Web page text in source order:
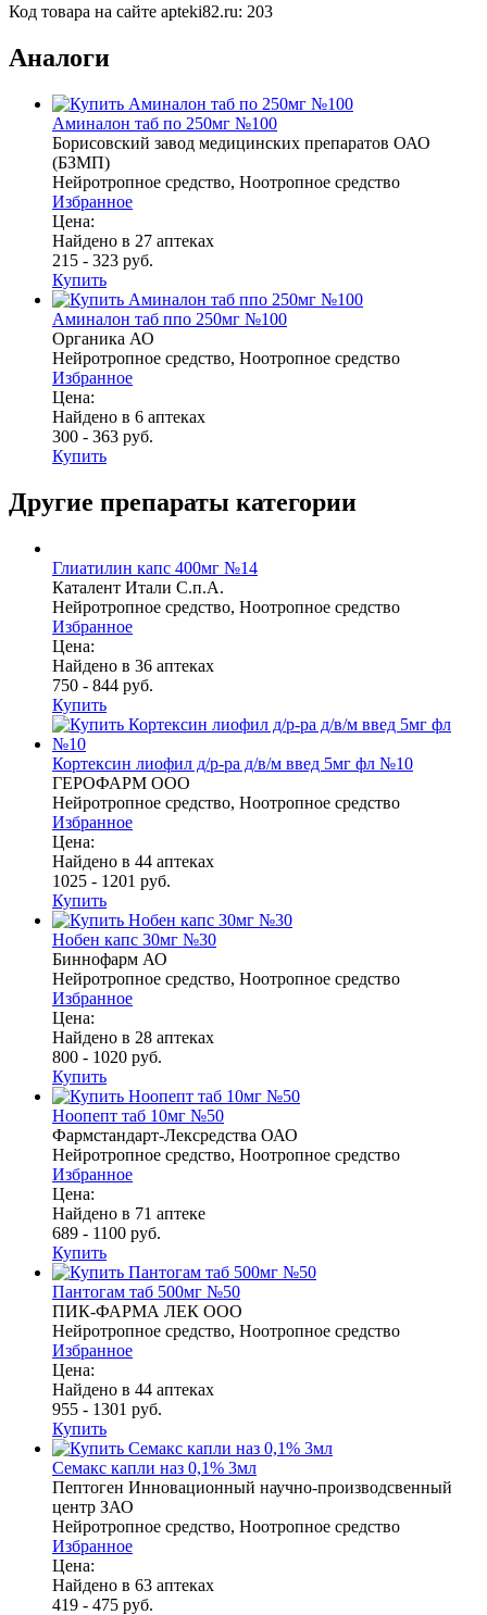
Код товара на сайте apteki82.ru: 203
Аналоги
Аминалон таб по 250мг №100
Борисовский завод медицинских препаратов ОАО
(БЗМП)
Нейротропное средство, Ноотропное средство
Избранное
Цена:
Найдено в 27 аптеках
215 - 323 руб.
Купить
Аминалон таб ппо 250мг №100
Органика АО
Нейротропное средство, Ноотропное средство
Избранное
Цена:
Найдено в 6 аптеках
300 - 363 руб.
Купить
Другие препараты категории
Глиатилин капс 400мг №14
Каталент Итали С.п.А.
Нейротропное средство, Ноотропное средство
Избранное
Цена:
Найдено в 36 аптеках
750 - 844 руб.
Купить
Кортексин лиофил д/р-ра д/в/м введ 5мг фл №10
ГЕРОФАРМ ООО
Нейротропное средство, Ноотропное средство
Избранное
Цена:
Найдено в 44 аптеках
1025 - 1201 руб.
Купить
Нобен капс 30мг №30
Биннофарм АО
Нейротропное средство, Ноотропное средство
Избранное
Цена:
Найдено в 28 аптеках
800 - 1020 руб.
Купить
Ноопепт таб 10мг №50
Фармстандарт-Лексредства ОАО
Нейротропное средство, Ноотропное средство
Избранное
Цена:
Найдено в 71 аптеке
689 - 1100 руб.
Купить
Пантогам таб 500мг №50
ПИК-ФАРМА ЛЕК ООО
Нейротропное средство, Ноотропное средство
Избранное
Цена:
Найдено в 44 аптеках
955 - 1301 руб.
Купить
Семакс капли наз 0,1% 3мл
Пептоген Инновационный научно-производсвенный
центр ЗАО
Нейротропное средство, Ноотропное средство
Избранное
Цена:
Найдено в 63 аптеках
419 - 475 руб.